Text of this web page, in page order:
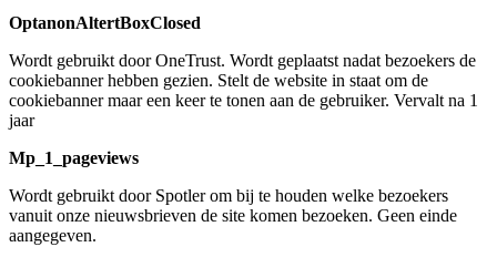
OptanonAltertBoxClosed
Wordt gebruikt door OneTrust. Wordt geplaatst nadat bezoekers de
cookiebanner hebben gezien. Stelt de website in staat om de
cookiebanner maar een keer te tonen aan de gebruiker. Vervalt na 1
jaar
Mp_1_pageviews
Wordt gebruikt door Spotler om bij te houden welke bezoekers
vanuit onze nieuwsbrieven de site komen bezoeken. Geen einde
aangegeven.